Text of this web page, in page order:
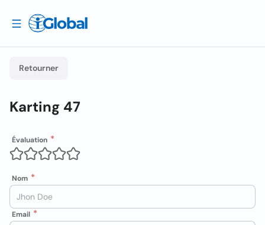
Retourner
Karting 47
Évaluation
Nom
Email